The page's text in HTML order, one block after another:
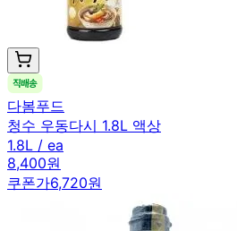
다봄푸드
청수 우동다시 1.8L 액상
1.8L / ea
8,400원
쿠폰가6,720원